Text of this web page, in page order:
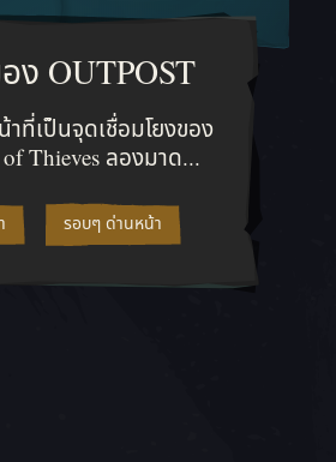
หวะ และสิ่งที่จะเกิดขึ้นเมื่อความตายล่าคุ
ง OUTPOST
าที่เป็นจุดเชื่อมโยงของ
Thieves ลองมาด...
Outpost ทำหน้าที่เป็นจุดเชื่อมโยงขอ
รอบๆ ด่านหน้า